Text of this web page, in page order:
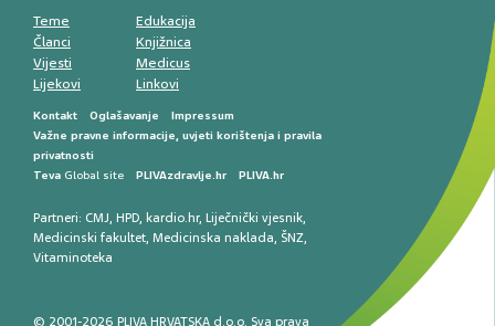
Teme
Članci
Vijesti
Lijekovi
Edukacija
Knjižnica
Medicus
Linkovi
Kontakt Oglašavanje
Impressum
Važne pravne informacije, uvjeti korištenja i pravila
privatnosti
Teva Global site PLIVAzdravlje.hr PLIVA.hr
Partneri: CMJ, HPD, kardio.hr, Liječnički vjesnik,
Medicinski fakultet, Medicinska naklada, ŠNZ,
Vitaminoteka
© 2001-2026 PLIVA HRVATSKA d.o.o. Sva prava